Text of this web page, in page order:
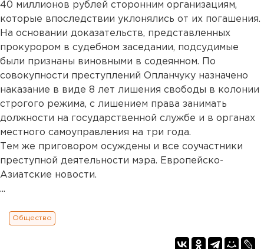
40 миллионов рублей сторонним организациям,
которые впоследствии уклонялись от их погашения.
На основании доказательств, представленных
прокурором в судебном заседании, подсудимые
были признаны виновными в содеянном. По
совокупности преступлений Опланчуку назначено
наказание в виде 8 лет лишения свободы в колонии
строгого режима, с лишением права занимать
должности на государственной службе и в органах
местного самоуправления на три года.
Тем же приговором осуждены и все соучастники
преступной деятельности мэра. Европейско-
Азиатские новости.
...
Общество